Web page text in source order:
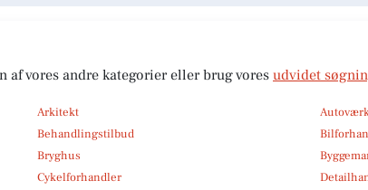
af vores andre kategorier eller brug vores udvidet
Arkitekt
Behandlingstilbud
Bryghus
Cykelforhandler